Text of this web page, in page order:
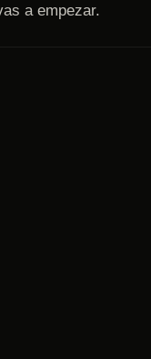
a empezar.